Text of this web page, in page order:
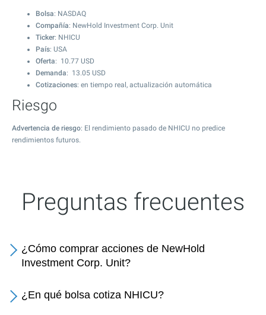
Bolsa: NASDAQ
Compañía: NewHold Investment Corp. Unit
Ticker: NHICU
País: USA
Oferta: 10.77 USD
Demanda: 13.05 USD
Cotizaciones: en tiempo real, actualización automática
Riesgo
Advertencia de riesgo: El rendimiento pasado de NHICU no predice
rendimientos futuros.
Preguntas frecuentes
¿Cómo comprar acciones de NewHold
Investment Corp. Unit?
¿En qué bolsa cotiza NHICU?